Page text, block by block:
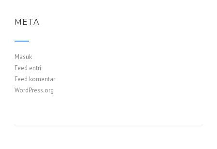
META
Masuk
Feed entri
Feed komentar
WordPress.org